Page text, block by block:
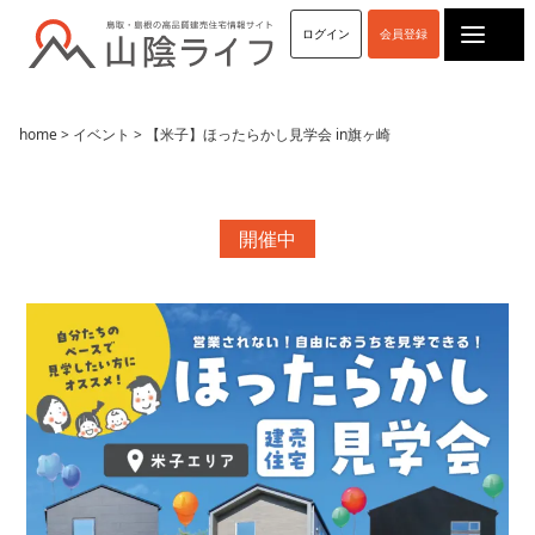
ログイン 会員登録
home> イベント > 【米子】ほったらかし見学会 in旗ヶ崎
開催中